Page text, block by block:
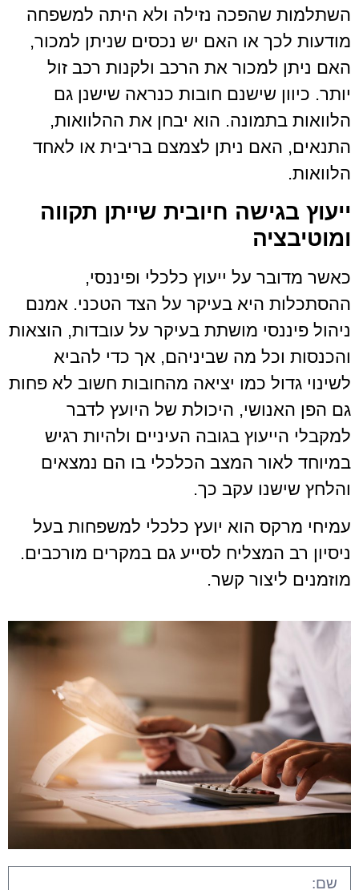
השתלמות שהפכה נזילה ולא היתה למשפחה
מודעות לכך או האם יש נכסים שניתן למכור,
האם ניתן למכור את הרכב ולקנות רכב זול
יותר. כיוון שישנם חובות כנראה שישנן גם
הלוואות בתמונה. הוא יבחן את ההלוואות,
התנאים, האם ניתן לצמצם בריבית או לאחד
הלוואות.
ייעוץ בגישה חיובית שייתן תקווה
ומוטיבציה
כאשר מדובר על ייעוץ כלכלי ופיננסי,
ההסתכלות היא בעיקר על הצד הטכני. אמנם
ניהול פיננסי מושתת בעיקר על עובדות, הוצאות
והכנסות וכל מה שביניהם, אך כדי להביא
לשינוי גדול כמו יציאה מהחובות חשוב לא פחות
גם הפן האנושי, היכולת של היועץ לדבר
למקבלי הייעוץ בגובה העיניים ולהיות רגיש
במיוחד לאור המצב הכלכלי בו הם נמצאים
והלחץ שישנו עקב כך.
עמיחי מרקס הוא יועץ כלכלי למשפחות בעל
ניסיון רב המצליח לסייע גם במקרים מורכבים.
מוזמנים ליצור קשר.